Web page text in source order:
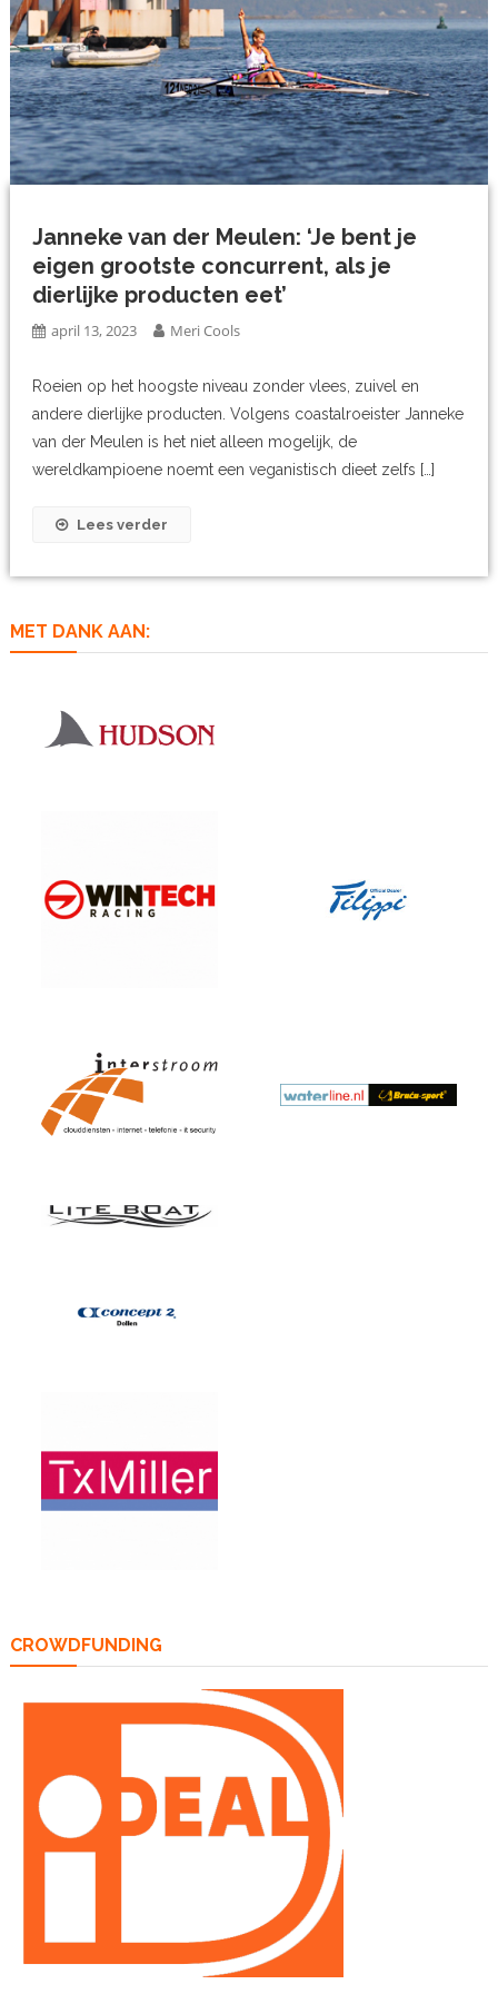
Janneke van der Meulen: ‘Je bent je
eigen grootste concurrent, als je
dierlijke producten eet’
april 13, 2023 Meri Cools
Roeien op het hoogste niveau zonder vlees, zuivel en
andere dierlijke producten. Volgens coastalroeister Janneke
van der Meulen is het niet alleen mogelijk, de
wereldkampioene noemt een veganistisch dieet zelfs […]
Lees verder
MET DANK AAN:
CROWDFUNDING